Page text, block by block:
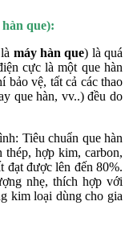
que):
máy hàn que) là quá
cực là một que hàn
bảo vệ, tất cả các thao
que hàn, vv..) đều do
Tiêu chuẩn que hàn
hợp kim, carbon,
đạt được lên đến 80%.
nhẹ, thích hợp với
kim loại dùng cho gia